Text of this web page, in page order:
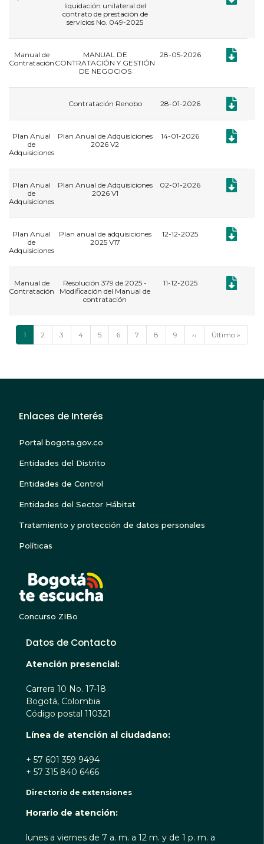
liquidación unilateral del
contrato de prestación de
servicios No. 049-2025
Manual de
Contratación
MANUAL DE
CONTRATACIÓN Y GESTIÓN
DE NEGOCIOS
28-05-2026
Contratación Renobo 28-01-2026
Plan Anual
de
Adquisiciones
Plan Anual de Adquisiciones
2026 V2
14-01-2026
Plan Anual
de
Adquisiciones
Plan Anual de Adquisiciones
2026 V1
02-01-2026
Plan Anual
de
Adquisiciones
Plan anual de adquisiciones
2025 V17
12-12-2025
Manual de
Contratación
Resolución 379 de 2025 -
Modificación del Manual de
contratación
11-12-2025
Paginación
Página
actual
1 Página
2 Página
3 Página
4 Página
5 Página
6 Página
7 Página
8 Página
9
Siguiente
página
››
Última
página
Último »
Enlaces de Interés
Portal bogota.gov.co
Entidades del Distrito
Entidades de Control
Entidades del Sector Hábitat
Tratamiento y protección de datos personales
Políticas
Concurso ZIBo
Datos de Contacto
Atención presencial:
Carrera 10 No. 17-18
Bogotá, Colombia
Código postal 110321
Línea de atención al ciudadano:
+ 57 601 359 9494
+ 57 315 840 6466
Directorio de extensiones
Horario de atención:
lunes a viernes de 7 a. m. a 12 m. y de 1 p. m. a